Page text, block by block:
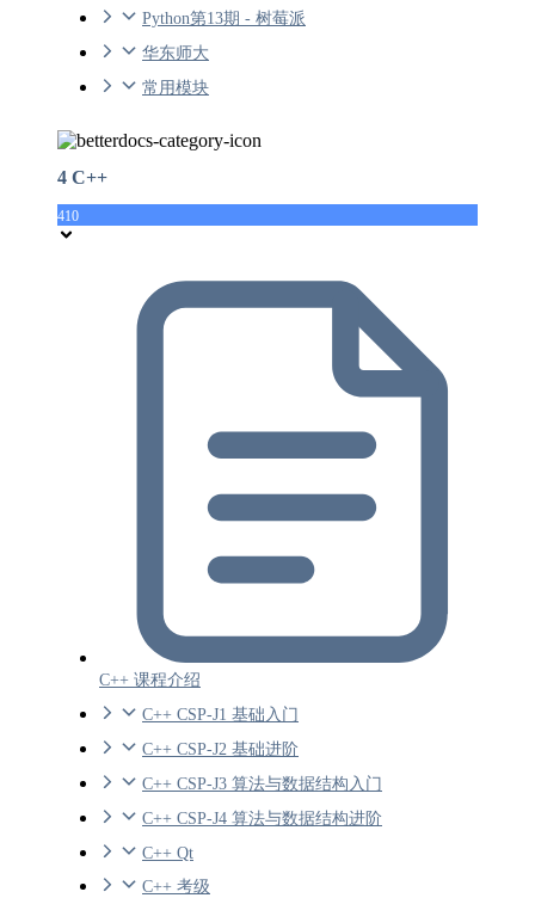
Python第13期 - 树莓派
华东师大
常用模块
4 C++
410
C++ 课程介绍
C++ CSP-J1 基础入门
C++ CSP-J2 基础进阶
C++ CSP-J3 算法与数据结构入门
C++ CSP-J4 算法与数据结构进阶
C++ Qt
C++ 考级